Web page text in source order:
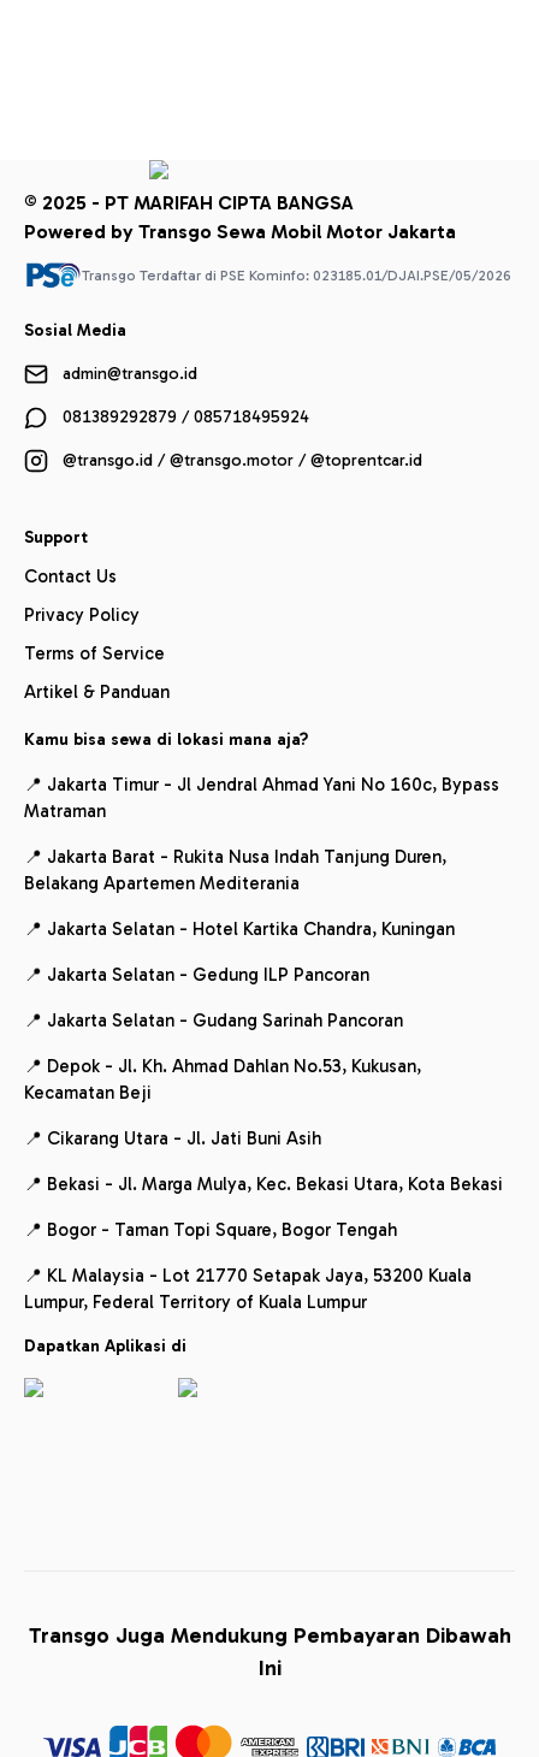
© 2025 - PT MARIFAH CIPTA BANGSA
Powered by Transgo Sewa Mobil Motor Jakarta
Transgo Terdaftar di PSE Kominfo: 023185.01/DJAI.PSE/05/2026
Sosial Media
admin@transgo.id
081389292879 / 085718495924
@transgo.id / @transgo.motor / @toprentcar.id
Support
Contact Us
Privacy Policy
Terms of Service
Artikel & Panduan
Kamu bisa sewa di lokasi mana aja?
📍 Jakarta Timur - Jl Jendral Ahmad Yani No 160c, Bypass
Matraman
📍 Jakarta Barat - Rukita Nusa Indah Tanjung Duren,
Belakang Apartemen Mediterania
📍 Jakarta Selatan - Hotel Kartika Chandra, Kuningan
📍 Jakarta Selatan - Gedung ILP Pancoran
📍 Jakarta Selatan - Gudang Sarinah Pancoran
📍 Depok - Jl. Kh. Ahmad Dahlan No.53, Kukusan,
Kecamatan Beji
📍 Cikarang Utara - Jl. Jati Buni Asih
📍 Bekasi - Jl. Marga Mulya, Kec. Bekasi Utara, Kota Bekasi
📍 Bogor - Taman Topi Square, Bogor Tengah
📍 KL Malaysia - Lot 21770 Setapak Jaya, 53200 Kuala
Lumpur, Federal Territory of Kuala Lumpur
Dapatkan Aplikasi di
Transgo Juga Mendukung Pembayaran Dibawah
Ini